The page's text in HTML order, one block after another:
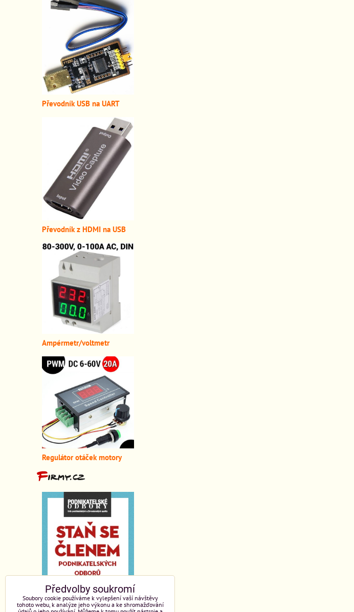
Převodník USB na UART
Převodník z HDMI na USB
Ampérmetr/voltmetr
Regulátor otáček motory
Předvolby soukromí
Soubory cookie používáme k vylepšení vaší návštěvy
tohoto webu, k analýze jeho výkonu a ke shromažďování